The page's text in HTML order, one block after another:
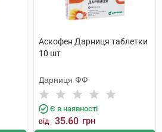
Аскофен Дарниця таблетки
10 шт
Дарниця ФФ
Є в наявності
від 35.60 грн